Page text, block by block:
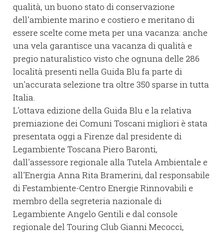
qualità, un buono stato di conservazione
dell'ambiente marino e costiero e meritano di
essere scelte come meta per una vacanza: anche
una vela garantisce una vacanza di qualità e
pregio naturalistico visto che ognuna delle 286
località presenti nella Guida Blu fa parte di
un'accurata selezione tra oltre 350 sparse in tutta
Italia.
L'ottava edizione della Guida Blu e la relativa
premiazione dei Comuni Toscani migliori è stata
presentata oggi a Firenze dal presidente di
Legambiente Toscana Piero Baronti,
dall'assessore regionale alla Tutela Ambientale e
all'Energia Anna Rita Bramerini, dal responsabile
di Festambiente-Centro Energie Rinnovabili e
membro della segreteria nazionale di
Legambiente Angelo Gentili e dal console
regionale del Touring Club Gianni Mecocci,